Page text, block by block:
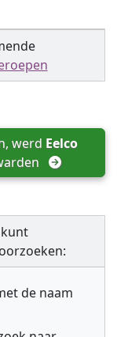
werd Eelco
de naam